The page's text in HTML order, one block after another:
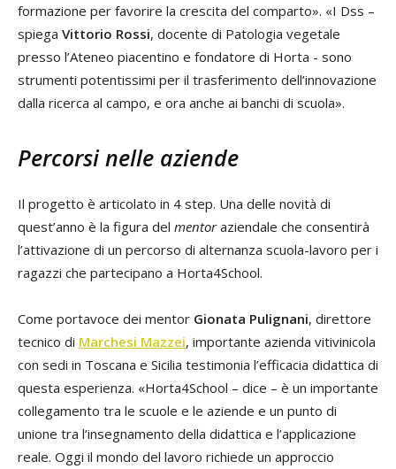
formazione per favorire la crescita del comparto». «I Dss –
spiega Vittorio Rossi, docente di Patologia vegetale
presso l’Ateneo piacentino e fondatore di Horta - sono
strumenti potentissimi per il trasferimento dell’innovazione
dalla ricerca al campo, e ora anche ai banchi di scuola».
Percorsi nelle aziende
Il progetto è articolato in 4 step. Una delle novità di
quest’anno è la figura del mentoraziendale che consentirà
l’attivazione di un percorso di alternanza scuola-lavoro per i
ragazzi che partecipano a Horta4School.
Come portavoce dei mentor Gionata Pulignani, direttore
tecnico di Marchesi Mazzei, importante azienda vitivinicola
con sedi in Toscana e Sicilia testimonia l’efficacia didattica di
questa esperienza. «Horta4School – dice – è un importante
collegamento tra le scuole e le aziende e un punto di
unione tra l’insegnamento della didattica e l’applicazione
reale. Oggi il mondo del lavoro richiede un approccio